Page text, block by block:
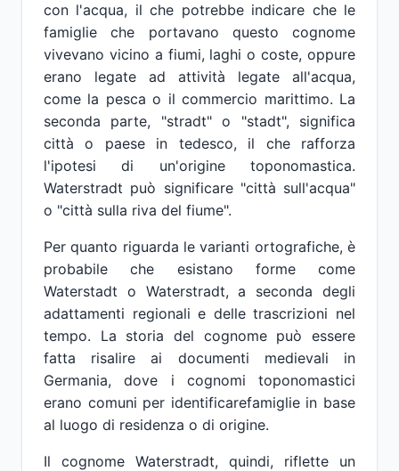
con l'acqua, il che potrebbe indicare che le
famiglie che portavano questo cognome
vivevano vicino a fiumi, laghi o coste, oppure
erano legate ad attività legate all'acqua,
come la pesca o il commercio marittimo. La
seconda parte, "stradt" o "stadt", significa
città o paese in tedesco, il che rafforza
l'ipotesi di un'origine toponomastica.
Waterstradt può significare "città sull'acqua"
o "città sulla riva del fiume".
Per quanto riguarda le varianti ortografiche, è
probabile che esistano forme come
Waterstadt o Waterstradt, a seconda degli
adattamenti regionali e delle trascrizioni nel
tempo. La storia del cognome può essere
fatta risalire ai documenti medievali in
Germania, dove i cognomi toponomastici
erano comuni per identificarefamiglie in base
al luogo di residenza o di origine.
Il cognome Waterstradt, quindi, riflette un